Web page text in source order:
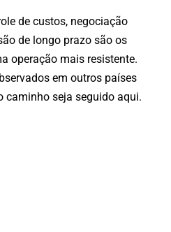
de custos, negociação
de longo prazo são os
operação mais resistente.
em outros países
caminho seja seguido aqui.